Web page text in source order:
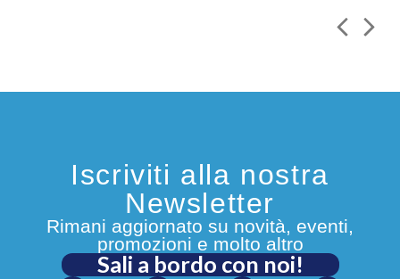
Iscriviti alla nostra
Newsletter
Rimani aggiornato su novità, eventi,
promozioni e molto altro
Sali a bordo con noi!